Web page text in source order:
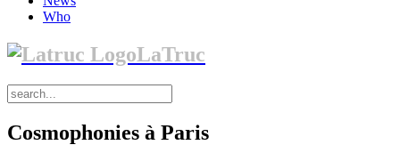
Who
LaTruc
Cosmophonies à Paris